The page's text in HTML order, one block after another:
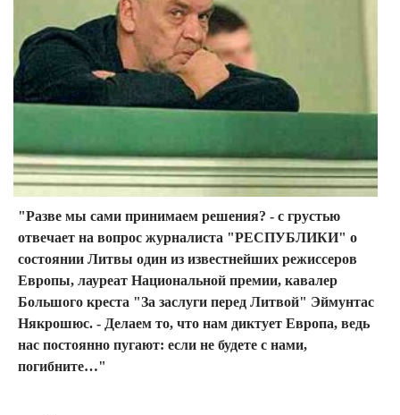
"Разве мы сами принимаем решения? - с грустью
отвечает на вопрос журналиста "РЕСПУБЛИКИ" о
состоянии Литвы один из известнейших режиссеров
Европы, лауреат Национальной премии, кавалер
Большого креста "За заслуги перед Литвой" Эймунтас
Някрошюс. - Делаем то, что нам диктует Европа, ведь
нас постоянно пугают: если не будете с нами,
погибните…"